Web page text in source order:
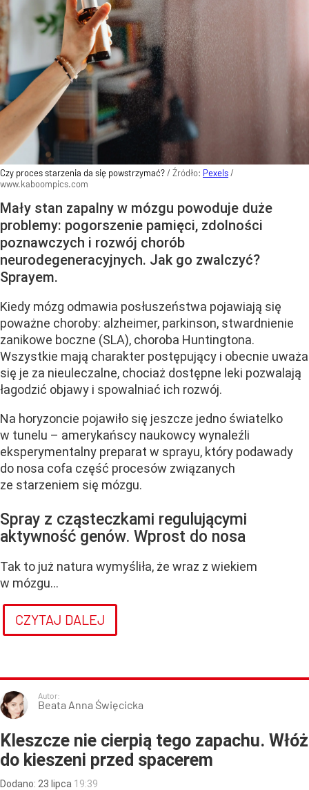
Czy proces starzenia da się powstrzymać?/ Źródło: Pexels/
www.kaboompics.com
Mały stan zapalny w mózgu powoduje duże
problemy: pogorszenie pamięci, zdolności
poznawczych i rozwój chorób
neurodegeneracyjnych. Jak go zwalczyć?
Sprayem.
Kiedy mózg odmawia posłuszeństwa pojawiają się
poważne choroby: alzheimer, parkinson, stwardnienie
zanikowe boczne (SLA), choroba Huntingtona.
Wszystkie mają charakter postępujący i obecnie uważa
się je za nieuleczalne, chociaż dostępne leki pozwalają
łagodzić objawy i spowalniać ich rozwój.
Na horyzoncie pojawiło się jeszcze jedno światelko
w tunelu – amerykańscy naukowcy wynaleźli
eksperymentalny preparat w sprayu, który podawady
do nosa cofa część procesów związanych
ze starzeniem się mózgu.
Spray z cząsteczkami regulującymi
aktywność genów. Wprost do nosa
Tak to już natura wymyśliła, że wraz z wiekiem
w mózgu...
CZYTAJ DALEJ
Autor:
Beata Anna Święcicka
Kleszcze nie cierpią tego zapachu. Włóż
do kieszeni przed spacerem
Dodano: 23 lipca 19:39